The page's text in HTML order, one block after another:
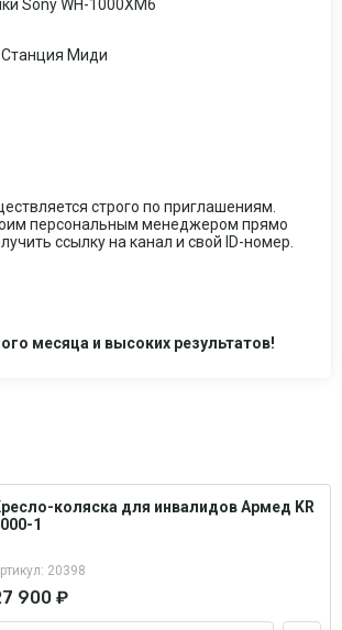
Sony WH-1000XM6
Станция Миди
строго по приглашениям.
персональным менеджером прямо
ссылку на канал и свой ID-номер.
месяца и высоких результатов!
коляска для инвалидов Армед KR
1
20398
900 ₽